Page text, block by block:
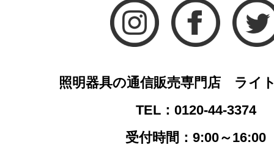
照明器具の通信販売専門店 ライ
TEL：0120-44-3374
受付時間：9:00～16:00